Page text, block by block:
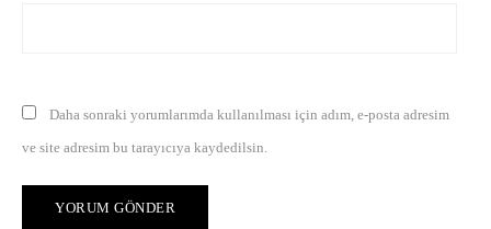
Daha sonraki yorumlarımda kullanılması için adım, e-posta adresim
ve site adresim bu tarayıcıya kaydedilsin.